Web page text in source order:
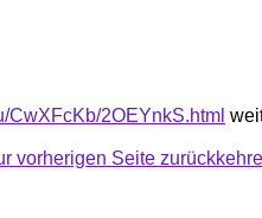
CwXFcKb/2OEYnkS.html
vorherigen Seite